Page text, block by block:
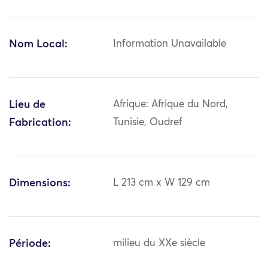
Nom Local: Information Unavailable
Lieu de
Fabrication:
Afrique: Afrique du Nord,
Tunisie, Oudref
Dimensions: L 213 cm x W 129 cm
Période: milieu du XXe siècle